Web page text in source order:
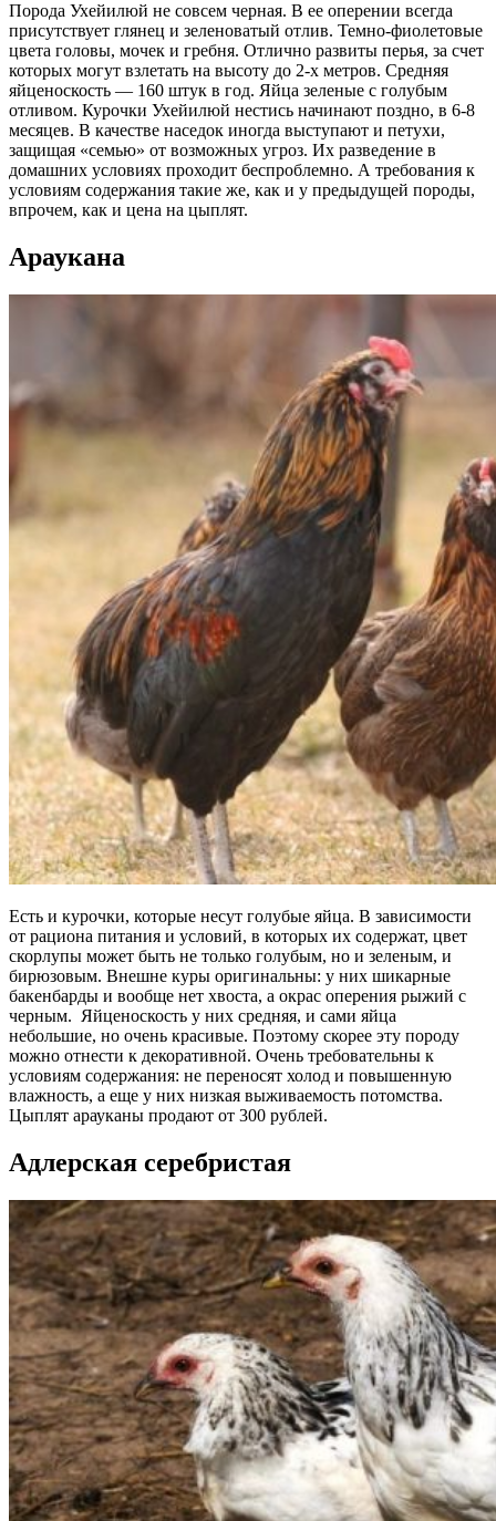
Порода Ухейилюй не совсем черная. В ее оперении всегда
присутствует глянец и зеленоватый отлив. Темно-фиолетовые
цвета головы, мочек и гребня. Отлично развиты перья, за счет
которых могут взлетать на высоту до 2-х метров. Средняя
яйценоскость — 160 штук в год. Яйца зеленые с голубым
отливом. Курочки Ухейилюй нестись начинают поздно, в 6-8
месяцев. В качестве наседок иногда выступают и петухи,
защищая «семью» от возможных угроз. Их разведение в
домашних условиях проходит беспроблемно. А требования к
условиям содержания такие же, как и у предыдущей породы,
впрочем, как и цена на цыплят.
Араукана
Есть и курочки, которые несут голубые яйца. В зависимости
от рациона питания и условий, в которых их содержат, цвет
скорлупы может быть не только голубым, но и зеленым, и
бирюзовым. Внешне куры оригинальны: у них шикарные
бакенбарды и вообще нет хвоста, а окрас оперения рыжий с
черным. Яйценоскость у них средняя, и сами яйца
небольшие, но очень красивые. Поэтому скорее эту породу
можно отнести к декоративной. Очень требовательны к
условиям содержания: не переносят холод и повышенную
влажность, а еще у них низкая выживаемость потомства.
Цыплят арауканы продают от 300 рублей.
Адлерская серебристая